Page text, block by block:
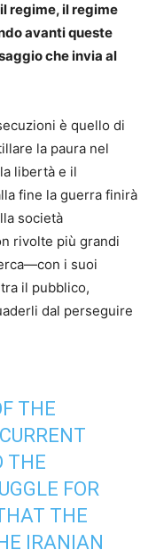
regime, il regime
avanti queste
che invia al
è quello di
la paura nel
libertà e il
fine la guerra finirà
società
rivolte più grandi
i suoi
il pubblico,
dal perseguire
THE
THE
FOR
THE
IRANIAN